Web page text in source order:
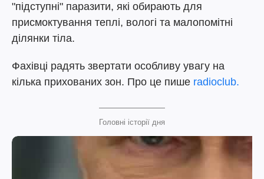
"підступні" паразити, які обирають для
присмоктування теплі, вологі та малопомітні
ділянки тіла.
Фахівці радять звертати особливу увагу на
кілька прихованих зон. Про це пише radioclub.
Головні історії дня